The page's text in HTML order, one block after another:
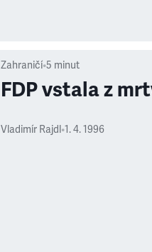
Zahraničí•5 minut
FDP vstala z
Vladimír Rajdl •1. 4. 1996